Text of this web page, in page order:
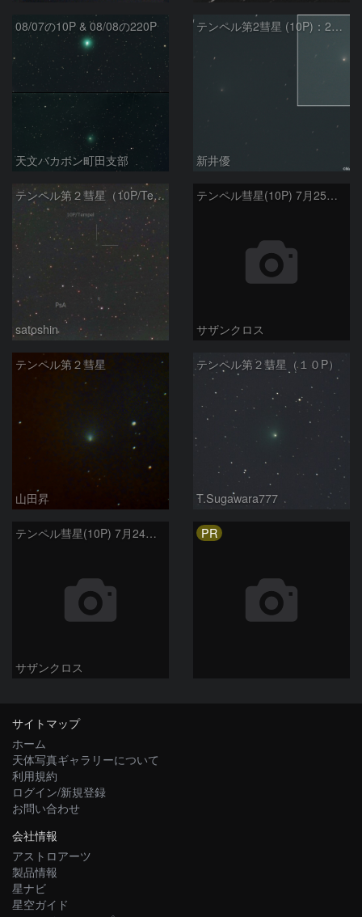
08/07の10P & 08/08の220P
天文バカボン町田支部
テンペル第2彗星 (10P)：2026/08/07
新井優
テンペル第２彗星（10P/Tempel）8/5
satoshin
テンペル彗星(10P) 7月25日 Seestar50
サザンクロス
テンペル第２彗星
山田昇
テンペル第２彗星（１０P）
T.Sugawara777
テンペル彗星(10P) 7月24日 Seestar50
サザンクロス
PR
サイトマップ
ホーム
天体写真ギャラリーについて
利用規約
ログイン/新規登録
お問い合わせ
会社情報
アストロアーツ
製品情報
星ナビ
星空ガイド